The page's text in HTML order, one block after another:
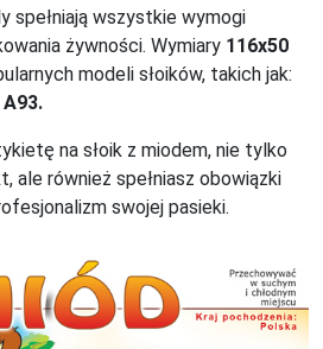
spełniają wszystkie wymogi
żywności. Wymiary 116x50
modeli słoików, takich jak:
na słoik z miodem, nie tylko
ale również spełniasz obowiązki
swojej pasieki.